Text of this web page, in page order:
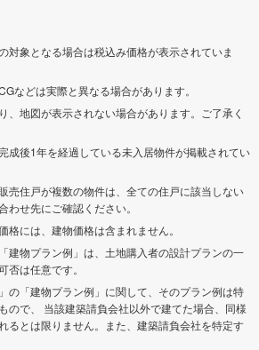
対象となる場合は税込み価格が表示されていま
などは実際と異なる場合があります。
、地図が表示されない場合があります。ご了承く
成後1年を経過している未入居物件が掲載されてい
売住戸が複数の物件は、全ての住戸に該当しない
せ先にご確認ください。
格には、建物価格は含まれません。
建物プラン例」は、土地購入者の設計プランの一
否は任意です。
の「建物プラン例」に関して、そのプラン例は特
ので、 当該建築請負会社以外で建てた場合、同様
るとは限りません。また、建築請負会社を特定す